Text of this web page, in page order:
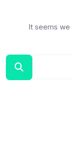
It seems we